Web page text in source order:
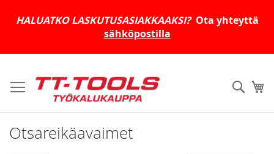
HALUATKO LASKUTUSASIAKKAAKSI?Ota yhteyttä
sähköpostilla
to
Content
Haku
Otsareikäavaimet